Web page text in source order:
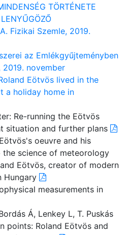
TÖRTÉNETE
Fizikai Szemle, 2019.
az Emlékgyűjteményben
2019. november
Eötvös lived in the
a holiday home in
Re-running the Eötvös
situation and further plans
oeuvre and his
science of meteorology
Eötvös, creator of modern
Hungary
measurements in
Á, Lenkey L, T. Puskás
points: Roland Eötvös and